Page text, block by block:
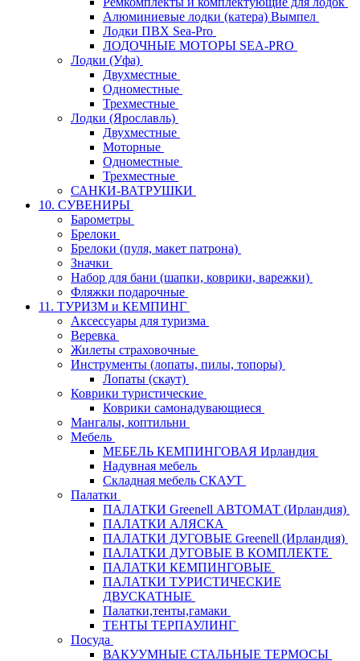
Алюминиевые лодки (катера) Вымпел
Лодки ПВХ Sea-Pro
ЛОДОЧНЫЕ МОТОРЫ SEA-PRO
Лодки (Уфа)
Двухместные
Одноместные
Трехместные
Лодки (Ярославль)
Двухместные
Моторные
Одноместные
Трехместные
САНКИ-ВАТРУШКИ
10. СУВЕНИРЫ
Барометры
Брелоки
Брелоки (пуля, макет патрона)
Значки
Набор для бани (шапки, коврики, варежки)
Фляжки подарочные
11. ТУРИЗМ и КЕМПИНГ
Аксессуары для туризма
Веревка
Жилеты страховочные
Инструменты (лопаты, пилы, топоры)
Лопаты (скаут)
Коврики туристические
Коврики самонадувающиеся
Мангалы, коптильни
Мебель
МЕБЕЛЬ КЕМПИНГОВАЯ Ирландия
Надувная мебель
Складная мебель СКАУТ
Палатки
ПАЛАТКИ Greenell АВТОМАТ (Ирландия)
ПАЛАТКИ АЛЯСКА
ПАЛАТКИ ДУГОВЫЕ Greenell (Ирландия)
ПАЛАТКИ ДУГОВЫЕ В КОМПЛЕКТЕ
ПАЛАТКИ КЕМПИНГОВЫЕ
ПАЛАТКИ ТУРИСТИЧЕСКИЕ
ДВУСКАТНЫЕ
Палатки,тенты,гамаки
ТЕНТЫ ТЕРПАУЛИНГ
Посуда
ВАКУУМНЫЕ СТАЛЬНЫЕ ТЕРМОСЫ